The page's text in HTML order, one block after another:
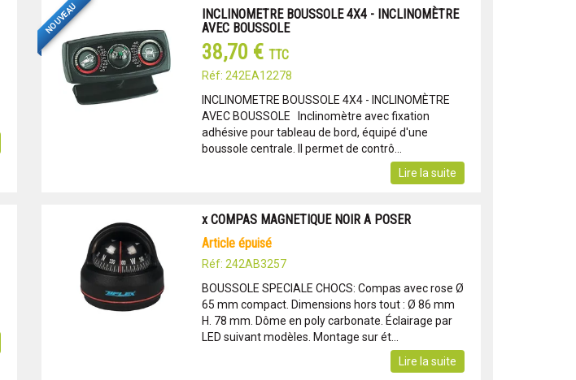
NOUVEAU
INCLINOMETRE BOUSSOLE 4X4 - INCLINOMÈTRE
AVEC BOUSSOLE
38,70 € TTC
Réf: 242EA12278
INCLINOMETRE BOUSSOLE 4X4 - INCLINOMÈTRE
AVEC BOUSSOLE Inclinomètre avec fixation
adhésive pour tableau de bord, équipé d'une
boussole centrale. Il permet de contrô...
Lire la suite
x COMPAS MAGNETIQUE NOIR A POSER
article épuisé
Réf: 242AB3257
BOUSSOLE SPECIALE CHOCS: Compas avec rose Ø
65 mm compact. Dimensions hors tout : Ø 86 mm 
H. 78 mm. Dôme en poly carbonate. Éclairage par
LED suivant modèles. Montage sur ét...
Lire la suite